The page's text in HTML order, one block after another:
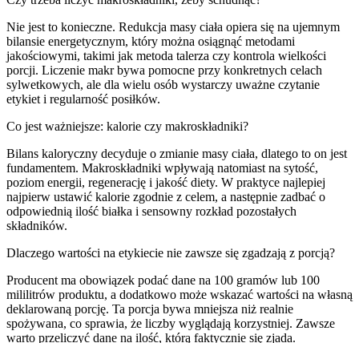
Nie jest to konieczne. Redukcja masy ciała opiera się na ujemnym
bilansie energetycznym, który można osiągnąć metodami
jakościowymi, takimi jak metoda talerza czy kontrola wielkości
porcji. Liczenie makr bywa pomocne przy konkretnych celach
sylwetkowych, ale dla wielu osób wystarczy uważne czytanie
etykiet i regularność posiłków.
Co jest ważniejsze: kalorie czy makroskładniki?
Bilans kaloryczny decyduje o zmianie masy ciała, dlatego to on jest
fundamentem. Makroskładniki wpływają natomiast na sytość,
poziom energii, regenerację i jakość diety. W praktyce najlepiej
najpierw ustawić kalorie zgodnie z celem, a następnie zadbać o
odpowiednią ilość białka i sensowny rozkład pozostałych
składników.
Dlaczego wartości na etykiecie nie zawsze się zgadzają z porcją?
Producent ma obowiązek podać dane na 100 gramów lub 100
mililitrów produktu, a dodatkowo może wskazać wartości na własną
deklarowaną porcję. Ta porcja bywa mniejsza niż realnie
spożywana, co sprawia, że liczby wyglądają korzystniej. Zawsze
warto przeliczyć dane na ilość, którą faktycznie się zjada.